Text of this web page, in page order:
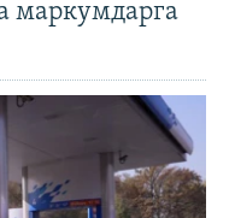
маркумдарга